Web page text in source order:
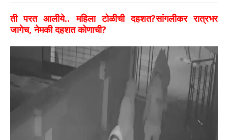
ती परत आलीये.. महिला टोळीची दहशत?सांगलीकर रात्रभर
जागेच, नेमकी दहशत कोणाची?